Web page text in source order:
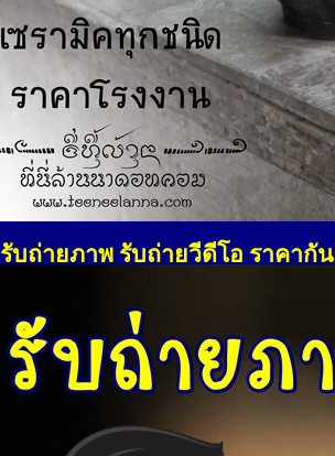
รับถ่ายภาพ รับถ่ายวีดีโอ ราคากั